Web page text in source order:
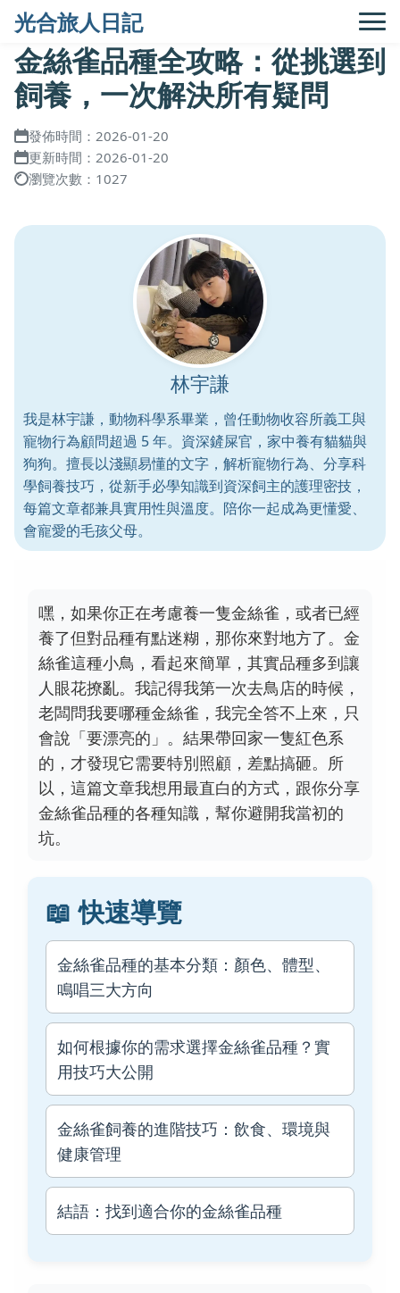
光合旅人日記
金絲雀品種全攻略：從挑選到
飼養，一次解決所有疑問
發佈時間：2026-01-20
更新時間：2026-01-20
瀏覽次數：1027
林宇謙
我是林宇謙，動物科學系畢業，曾任動物收容所義工與
寵物行為顧問超過 5 年。資深鏟屎官，家中養有貓貓與
狗狗。擅長以淺顯易懂的文字，解析寵物行為、分享科
學飼養技巧，從新手必學知識到資深飼主的護理密技，
每篇文章都兼具實用性與溫度。陪你一起成為更懂愛、
會寵愛的毛孩父母。
嘿，如果你正在考慮養一隻金絲雀，或者已經
養了但對品種有點迷糊，那你來對地方了。金
絲雀這種小鳥，看起來簡單，其實品種多到讓
人眼花撩亂。我記得我第一次去鳥店的時候，
老闆問我要哪種金絲雀，我完全答不上來，只
會說「要漂亮的」。結果帶回家一隻紅色系
的，才發現它需要特別照顧，差點搞砸。所
以，這篇文章我想用最直白的方式，跟你分享
金絲雀品種的各種知識，幫你避開我當初的
坑。
📖 快速導覽
金絲雀品種的基本分類：顏色、體型、
鳴唱三大方向
如何根據你的需求選擇金絲雀品種？實
用技巧大公開
金絲雀飼養的進階技巧：飲食、環境與
健康管理
結語：找到適合你的金絲雀品種